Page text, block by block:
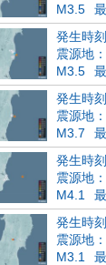
M3.5
発生時
震源地
M3.5
発生時
震源地
M3.7
発生時
震源地
M4.1
発生時
震源地
M3.1